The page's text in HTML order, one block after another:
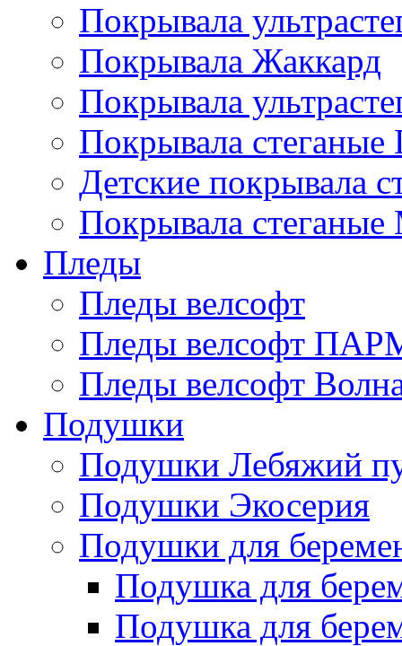
Покрывала
Покрывала Жаккард
Покрывала
Покрывала стеганые
Детские покрывала
Покрывала
Пледы
Пледы велсофт
Пледы велсофт
Пледы велсофт
Подушки
Подушки Лебяжий
Подушки Экосерия
Подушки для
Подушка для
Подушка для